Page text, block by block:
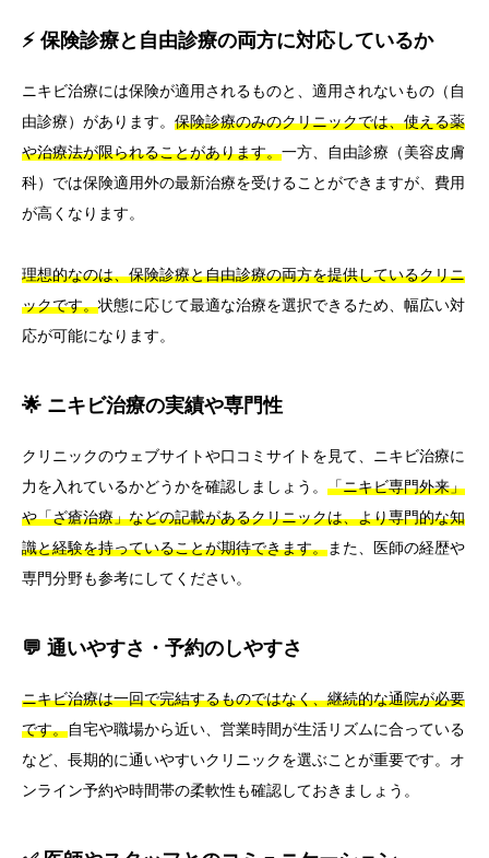
⚡ 保険診療と自由診療の両方に対応しているか
ニキビ治療には保険が適用されるものと、適用されないもの（自
由診療）があります。 保険診療のみのクリニックでは、使える薬
や治療法が限られることがあります。一方、自由診療（美容皮膚
科）では保険適用外の最新治療を受けることができますが、費用
が高くなります。
理想的なのは、保険診療と自由診療の両方を提供しているクリニ
ックです。状態に応じて最適な治療を選択できるため、幅広い対
応が可能になります。
🌟 ニキビ治療の実績や専門性
クリニックのウェブサイトや口コミサイトを見て、ニキビ治療に
力を入れているかどうかを確認しましょう。 「ニキビ専門外来」
や「ざ瘡治療」などの記載があるクリニックは、より専門的な知
識と経験を持っていることが期待できます。また、医師の経歴や
専門分野も参考にしてください。
💬 通いやすさ・予約のしやすさ
ニキビ治療は一回で完結するものではなく、継続的な通院が必要
です。自宅や職場から近い、営業時間が生活リズムに合っている
など、長期的に通いやすいクリニックを選ぶことが重要です。オ
ンライン予約や時間帯の柔軟性も確認しておきましょう。